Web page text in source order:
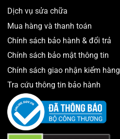
Dịch vụ sửa chữa
Mua hàng và thanh toán
Chính sách bảo hành & đổi trả
Chính sách bảo mật thông tin
Chính sách giao nhận kiểm hàng
Tra cứu thông tin bảo hành